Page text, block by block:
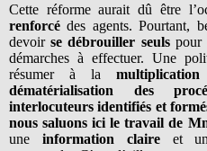
Cette réforme aurait dû être
renforcé des agents. Pourtant,
devoirse débrouiller seulspour
démarches à effectuer. Une
résumer à la
dématérialisation des
interlocuteurs identifiés et
nous saluons ici le travail de
une information claireet